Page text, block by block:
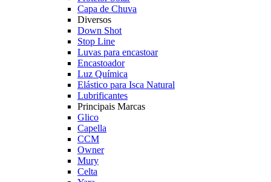
Capa de Chuva
Diversos
Down Shot
Stop Line
Luvas para encastoar
Encastoador
Luz Química
Elástico para Isca Natural
Lubrificantes
Principais Marcas
Glico
Capella
CCM
Owner
Mury
Celta